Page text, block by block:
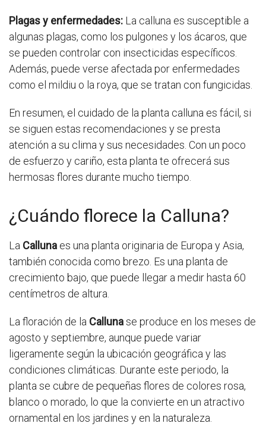
Plagas y enfermedades: La calluna es susceptible a
algunas plagas, como los pulgones y los ácaros, que
se pueden controlar con insecticidas específicos.
Además, puede verse afectada por enfermedades
como el mildiu o la roya, que se tratan con fungicidas.
En resumen, el cuidado de la planta calluna es fácil, si
se siguen estas recomendaciones y se presta
atención a su clima y sus necesidades. Con un poco
de esfuerzo y cariño, esta planta te ofrecerá sus
hermosas flores durante mucho tiempo.
¿Cuándo florece la Calluna?
La Calluna es una planta originaria de Europa y Asia,
también conocida como brezo. Es una planta de
crecimiento bajo, que puede llegar a medir hasta 60
centímetros de altura.
La floración de la Callunase produce en los meses de
agosto y septiembre, aunque puede variar
ligeramente según la ubicación geográfica y las
condiciones climáticas. Durante este periodo, la
planta se cubre de pequeñas flores de colores rosa,
blanco o morado, lo que la convierte en un atractivo
ornamental en los jardines y en la naturaleza.